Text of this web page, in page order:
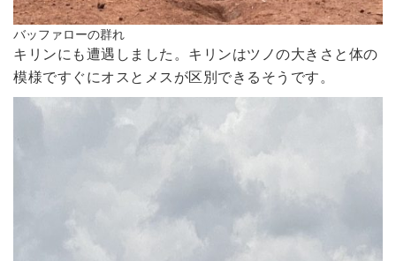
バッファローの群れ
キリンにも遭遇しました。キリンはツノの大きさと体の
模様ですぐにオスとメスが区別できるそうです。